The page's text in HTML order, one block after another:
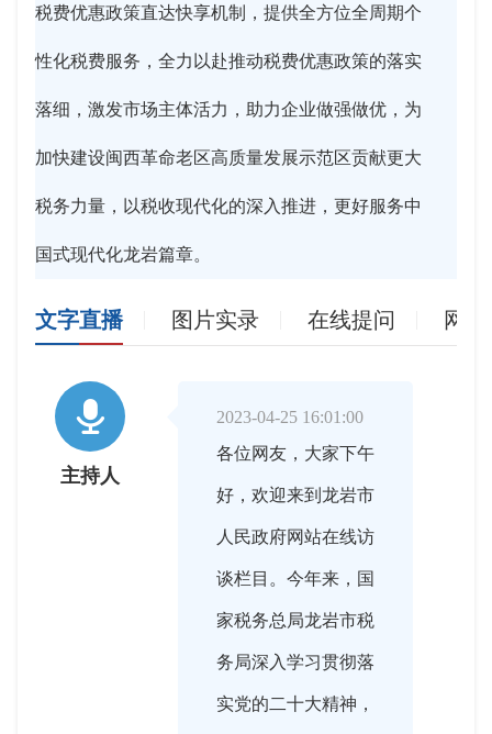
税费优惠政策直达快享机制，提供全方位全周期个
性化税费服务，全力以赴推动税费优惠政策的落实
落细，激发市场主体活力，助力企业做强做优，为
加快建设闽西革命老区高质量发展示范区贡献更大
税务力量，以税收现代化的深入推进，更好服务中
国式现代化龙岩篇章。
文字直播 图片实录 在线提问 网

主持人
2023-04-25 16:01:00
各位网友，大家下午
好，欢迎来到龙岩市
人民政府网站在线访
谈栏目。今年来，国
家税务总局龙岩市税
务局深入学习贯彻落
实党的二十大精神，